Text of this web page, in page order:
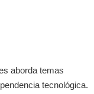
aborda temas
tecnológica.